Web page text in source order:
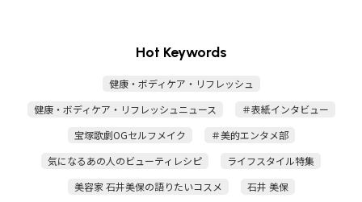
Hot Keywords
健康・ボディケア・リフレッシュ
健康・ボディケア・リフレッシュニュース
＃表紙インタビュー
宝塚歌劇OGセルフメイク
＃美的エンタメ部
気になるあの人のビューティレシピ
ライフスタイル特集
美容家 石井美保の語りたいコスメ
石井 美保